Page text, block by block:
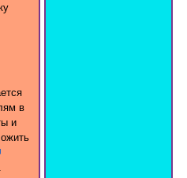
в
и